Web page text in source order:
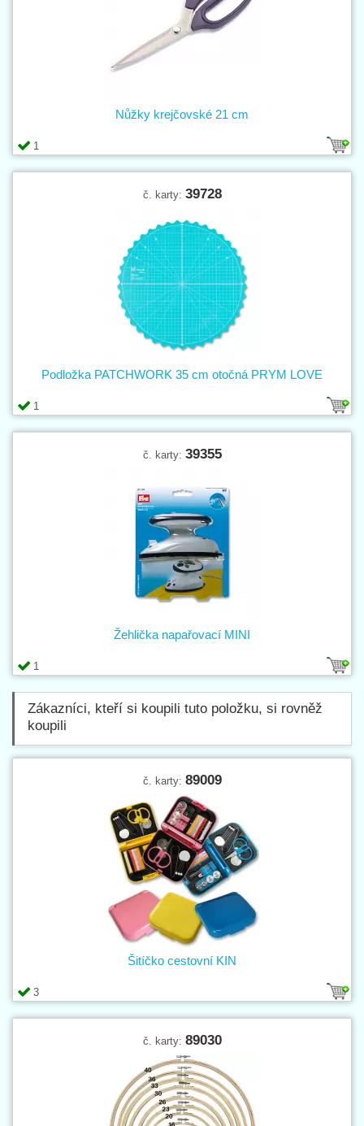
1
Nůžky krejčovské 21 cm
č. karty: 39728
1
Podložka PATCHWORK 35 cm otočná PRYM LOVE
č. karty: 39355
1
Žehlička napařovací MINI
Zákazníci, kteří si koupili tuto položku, si rovněž
koupili
č. karty: 89009
3
Šitíčko cestovní KIN
č. karty: 89030